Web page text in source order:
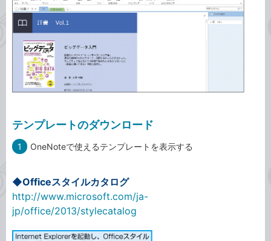
テンプレートのダウンロード
1 OneNoteで使えるテンプレートを表示する
◆Officeスタイルカタログ
http://www.microsoft.com/ja-
jp/office/2013/stylecatalog